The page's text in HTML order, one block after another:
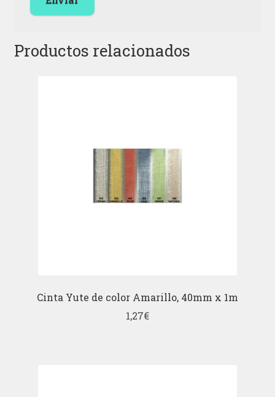
Productos relacionados
Cinta Yute de color Amarillo, 40mm x 1m
1,27€